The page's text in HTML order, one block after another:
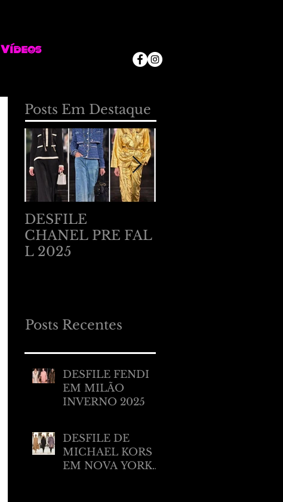
Vídeos
Posts Em Destaque
DESFILE
CHANEL PRE FAL
L 2025
Posts Recentes
DESFILE FENDI
EM MILÃO
INVERNO 2025
DESFILE DE
MICHAEL KORS
EM NOVA YORK